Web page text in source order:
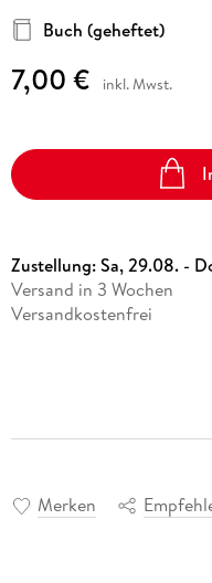
Buch (geheftet)
7,00 € inkl. Mwst.
Zustellung:Sa, 29.08. -
Versand in 3 Wochen
Versandkostenfrei
Merken